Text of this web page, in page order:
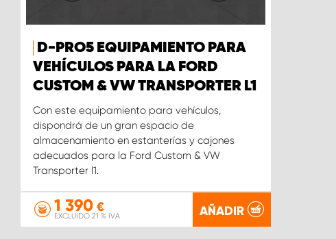
D-PRO5 EQUIPAMIENTO PARA
VEHÍCULOS PARA LA FORD
CUSTOM & VW TRANSPORTER L1
Con este equipamiento para vehículos,
dispondrá de un gran espacio de
almacenamiento en estanterías y cajones
adecuados para la Ford Custom & VW
Transporter l1.
1 390 €
EXCLUIDO 21 % IVA AÑADIR